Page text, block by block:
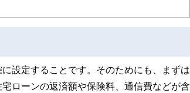
設定することです。そのためにも、まずは
ローンの返済額や保険料、通信費などが含